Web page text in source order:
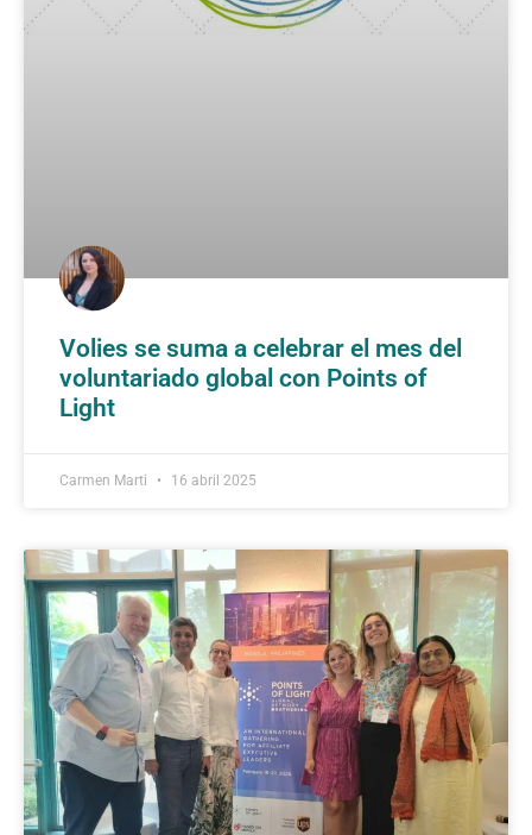
Volies se suma a celebrar el mes del
voluntariado global con Points of
Light
Carmen Marti 16 abril 2025